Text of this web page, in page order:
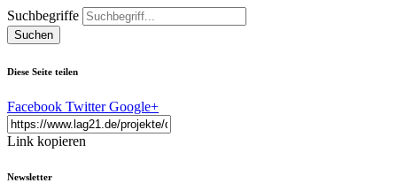
Suchbegriffe
Suchen
Diese Seite teilen
Facebook Twitter Google+
Link kopieren
Newsletter